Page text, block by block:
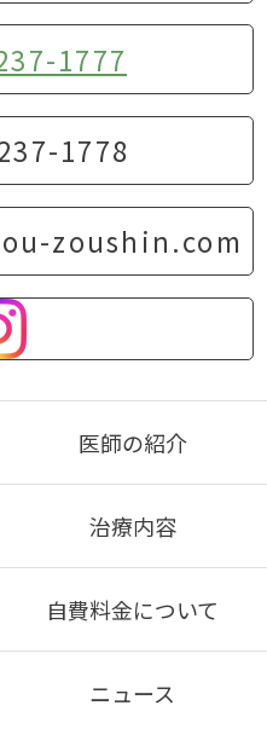
1777
1778
zoushin.com
医師の紹介
治療内容
自費料金について
ニュース